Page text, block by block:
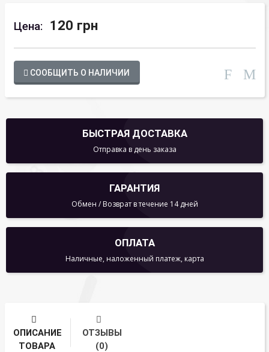
Цена: 120 грн
СООБЩИТЬ О НАЛИЧИИ
БЫСТРАЯ ДОСТАВКА
Отправка в день заказа
ГАРАНТИЯ
Обмен / Возврат в течение 14 дней
ОПЛАТА
Наличные, наложенный платеж, карта
ОПИСАНИЕ
ТОВАРА
ОТЗЫВЫ
(0)